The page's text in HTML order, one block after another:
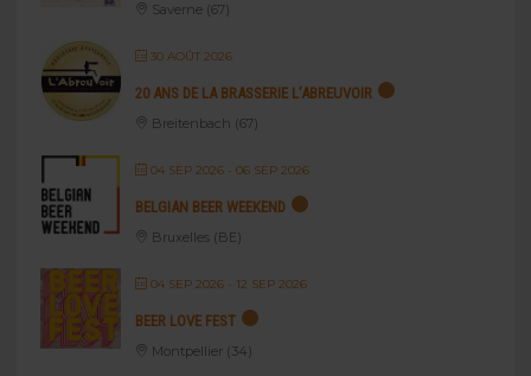
Saverne (67)
30 AOÛT 2026
20 ANS DE LA BRASSERIE L’ABREUVOIR
Breitenbach (67)
04 SEP 2026- 06 SEP 2026
BELGIAN BEER WEEKEND
Bruxelles (BE)
04 SEP 2026- 12 SEP 2026
BEER LOVE FEST
Montpellier (34)